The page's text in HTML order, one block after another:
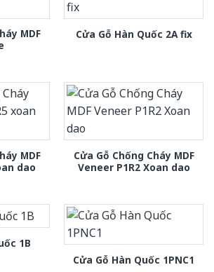
MDF
Cửa Gỗ Hàn Quốc 2A fix
MDF
dao
Cửa Gỗ Chống Cháy MDF
Veneer P1R2 Xoan dao
1B
Cửa Gỗ Hàn Quốc 1PNC1